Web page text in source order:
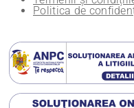
Politica de